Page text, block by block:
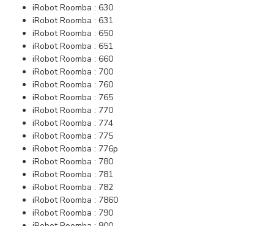
iRobot Roomba : 630
iRobot Roomba : 631
iRobot Roomba : 650
iRobot Roomba : 651
iRobot Roomba : 660
iRobot Roomba : 700
iRobot Roomba : 760
iRobot Roomba : 765
iRobot Roomba : 770
iRobot Roomba : 774
iRobot Roomba : 775
iRobot Roomba : 776p
iRobot Roomba : 780
iRobot Roomba : 781
iRobot Roomba : 782
iRobot Roomba : 7860
iRobot Roomba : 790